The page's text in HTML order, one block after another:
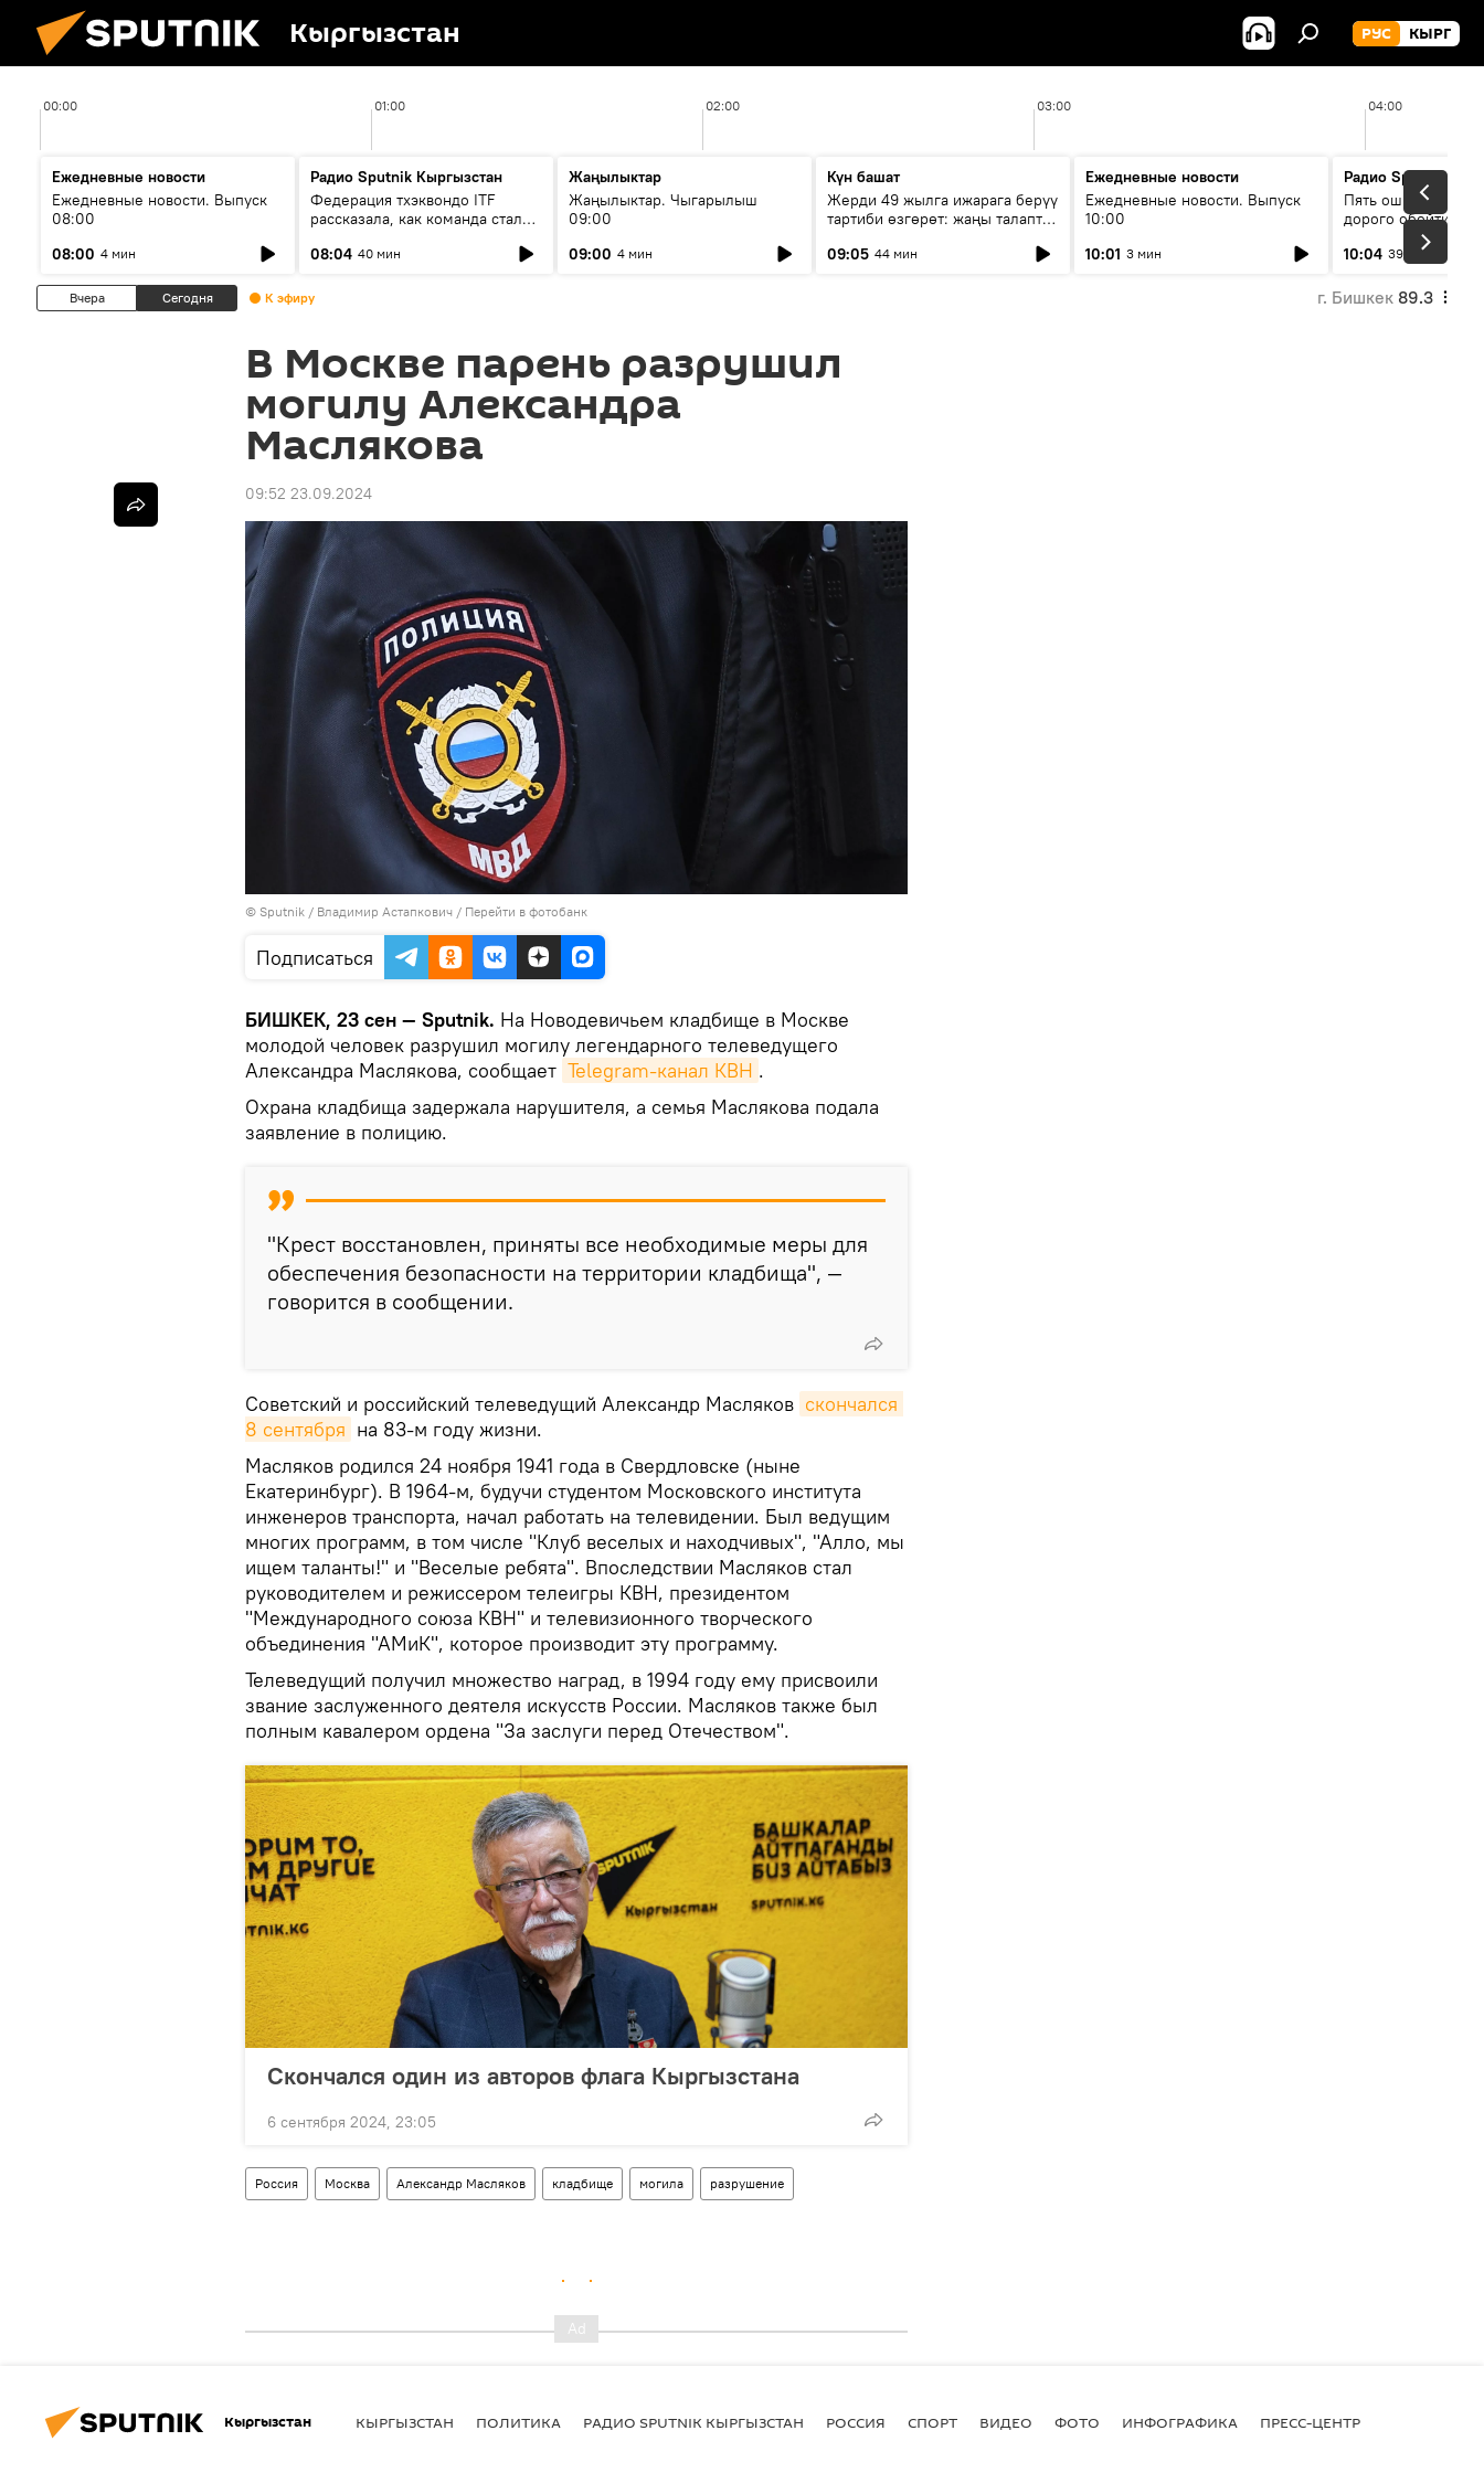
Кыргызстан РУС КЫРГ
00:00 01:00 02:00 03:00 04:00
Ежедневные новости
Ежедневные новости. Выпуск
08:00
08:00 4 мин
Радио Sputnik Кыргызстан
Федерация тхэквондо ITF
рассказала, как команда стала
08:04 40 мин
Жаңылыктар
Жаңылыктар. Чыгарылыш
09:00
09:00 4 мин
Күн башат
Жерди 49 жылга ижарага берүү
тартиби өзгөрөт: жаңы талаптар
09:05 44 мин
Ежедневные новости
Ежедневные новости. Выпуск
10:00
10:01 3 мин
Радио Sputnik
Пять ошибок
дорого обойтись
10:04 39 мин
Вчера Сегодня К эфиру г. Бишкек 89.3
В Москве парень разрушил
могилу Александра
Маслякова
09:52 23.09.2024
© Sputnik / Владимир Астапкович / Перейти в фотобанк
Подписаться
БИШКЕК, 23 сен — Sputnik. На Новодевичьем кладбище в Москве
молодой человек разрушил могилу легендарного телеведущего
Александра Маслякова, сообщает Telegram-канал КВН .
Охрана кладбища задержала нарушителя, а семья Маслякова подала
заявление в полицию.
"Крест восстановлен, приняты все необходимые меры для
обеспечения безопасности на территории кладбища", —
говорится в сообщении.
Советский и российский телеведущий Александр Масляков скончался
8 сентября на 83-м году жизни.
Масляков родился 24 ноября 1941 года в Свердловске (ныне
Екатеринбург). В 1964-м, будучи студентом Московского института
инженеров транспорта, начал работать на телевидении. Был ведущим
многих программ, в том числе "Клуб веселых и находчивых", "Алло, мы
ищем таланты!" и "Веселые ребята". Впоследствии Масляков стал
руководителем и режиссером телеигры КВН, президентом
"Международного союза КВН" и телевизионного творческого
объединения "АМиК", которое производит эту программу.
Телеведущий получил множество наград, в 1994 году ему присвоили
звание заслуженного деятеля искусств России. Масляков также был
полным кавалером ордена "За заслуги перед Отечеством".
Скончался один из авторов флага Кыргызстана
6 сентября 2024, 23:05
Россия Москва Александр Масляков кладбище могила разрушение
Кыргызстан КЫРГЫЗСТАН ПОЛИТИКА РАДИО SPUTNIK КЫРГЫЗСТАН РОССИЯ СПОРТ ВИДЕО ФОТО ИНФОГРАФИКА ПРЕСС-ЦЕНТР